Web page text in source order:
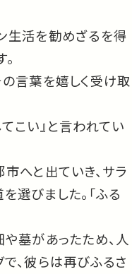
生活を勧めざるを得
言葉を嬉しく受け取
こい』と言われてい
へと出ていき、サラ
選びました。「ふる
墓があったため、人
、彼らは再びふるさ